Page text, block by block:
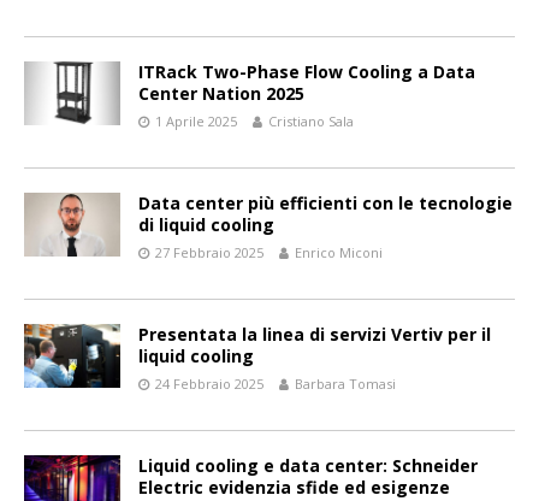
ITRack Two-Phase Flow Cooling a Data
Center Nation 2025
1 Aprile 2025 Cristiano Sala
Data center più efficienti con le tecnologie
di liquid cooling
27 Febbraio 2025 Enrico Miconi
Presentata la linea di servizi Vertiv per il
liquid cooling
24 Febbraio 2025 Barbara Tomasi
Liquid cooling e data center: Schneider
Electric evidenzia sfide ed esigenze